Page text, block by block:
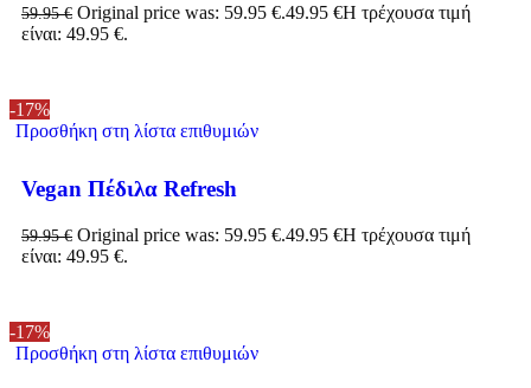
59.95€ Original price was: 59.95 €.49.95 €Η τρέχουσα τιμή
είναι: 49.95 €.
-17%
Προσθήκη στη λίστα επιθυμιών
Vegan Πέδιλα Refresh
59.95€ Original price was: 59.95 €.49.95 €Η τρέχουσα τιμή
είναι: 49.95 €.
-17%
Προσθήκη στη λίστα επιθυμιών